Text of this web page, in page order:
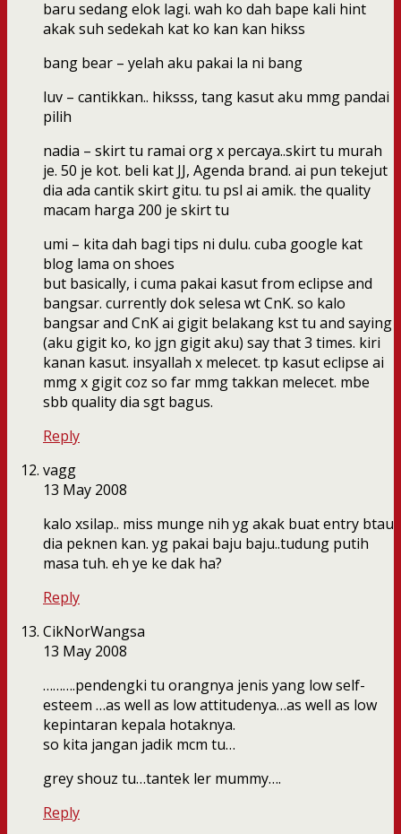
baru sedang elok lagi. wah ko dah bape kali hint
akak suh sedekah kat ko kan kan hikss
bang bear – yelah aku pakai la ni bang
luv – cantikkan.. hiksss, tang kasut aku mmg pandai
pilih
nadia – skirt tu ramai org x percaya..skirt tu murah
je. 50 je kot. beli kat JJ, Agenda brand. ai pun tekejut
dia ada cantik skirt gitu. tu psl ai amik. the quality
macam harga 200 je skirt tu
umi – kita dah bagi tips ni dulu. cuba google kat
blog lama on shoes
but basically, i cuma pakai kasut from eclipse and
bangsar. currently dok selesa wt CnK. so kalo
bangsar and CnK ai gigit belakang kst tu and saying
(aku gigit ko, ko jgn gigit aku) say that 3 times. kiri
kanan kasut. insyallah x melecet. tp kasut eclipse ai
mmg x gigit coz so far mmg takkan melecet. mbe
sbb quality dia sgt bagus.
Reply
vagg
13 May 2008
kalo xsilap.. miss munge nih yg akak buat entry btau
dia peknen kan. yg pakai baju baju..tudung putih
masa tuh. eh ye ke dak ha?
Reply
CikNorWangsa
13 May 2008
……….pendengki tu orangnya jenis yang low self-
esteem …as well as low attitudenya…as well as low
kepintaran kepala hotaknya.
so kita jangan jadik mcm tu…
grey shouz tu…tantek ler mummy….
Reply